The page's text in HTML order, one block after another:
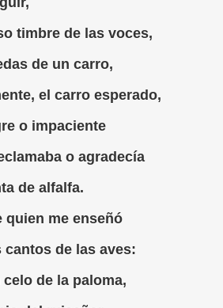
timbre de las voces,
de un carro,
el carro esperado,
o impaciente
o agradecía
de alfalfa.
quien me enseñó
cantos de las aves:
de la paloma,
Mundial de Cecs, català (Pedro
Luis Braille, 1980 (editora
Louis Braille (CPB de l'ONCE a
García)
Bernal)